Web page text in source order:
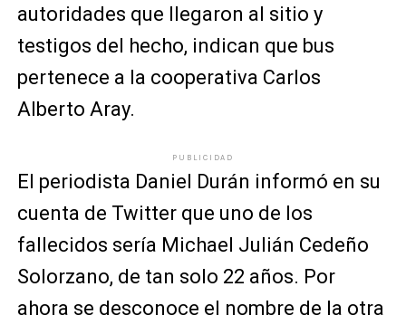
autoridades que llegaron al sitio y
testigos del hecho, indican que bus
pertenece a la cooperativa Carlos
Alberto Aray.
PUBLICIDAD
El periodista Daniel Durán informó en su
cuenta de Twitter que uno de los
fallecidos sería Michael Julián Cedeño
Solorzano, de tan solo 22 años. Por
ahora se desconoce el nombre de la otra